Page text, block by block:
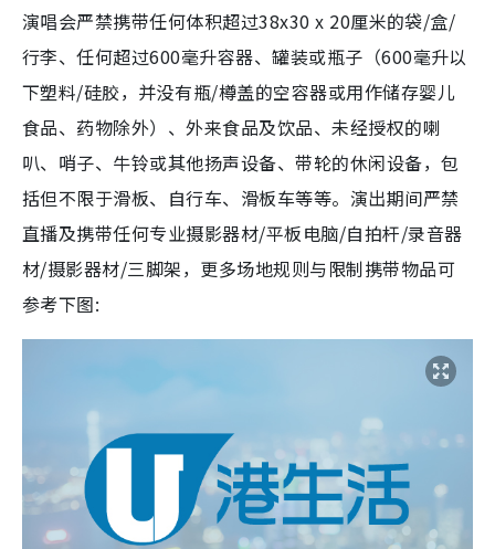
演唱会严禁携带任何体积超过38x30 x 20厘米的袋/盒/
行李、任何超过600毫升容器、罐装或瓶子（600毫升以
下塑料/硅胶，并没有瓶/樽盖的空容器或用作储存婴儿
食品、药物除外）、外来食品及饮品、未经授权的喇
叭、哨子、牛铃或其他扬声设备、带轮的休闲设备，包
括但不限于滑板、自行车、滑板车等等。演出期间严禁
直播及携带任何专业摄影器材/平板电脑/自拍杆/录音器
材/摄影器材/三脚架，更多场地规则与限制携带物品可
参考下图: